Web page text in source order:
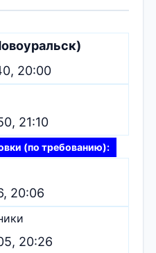
20:00
21:10
(по требованию):
20:06
20:26